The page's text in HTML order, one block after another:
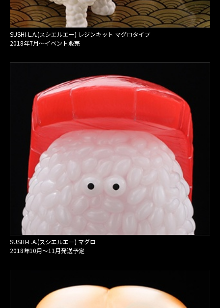
SUSHI-L.A.(スシエルエー) レジンキット マグロタイプ
2018年7月〜イベント販売
SUSHI-L.A.(スシエルエー) マグロ
2018年10月〜11月発送予定